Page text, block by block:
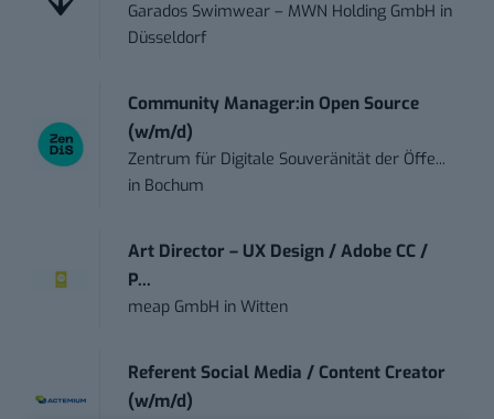
Garados Swimwear – MWN Holding GmbH in
Düsseldorf
Community Manager:in Open Source
(w/m/d)
Zentrum für Digitale Souveränität der Öffe...
in Bochum
Art Director – UX Design / Adobe CC /
P...
meap GmbH inWitten
Referent Social Media / Content Creator
(w/m/d)